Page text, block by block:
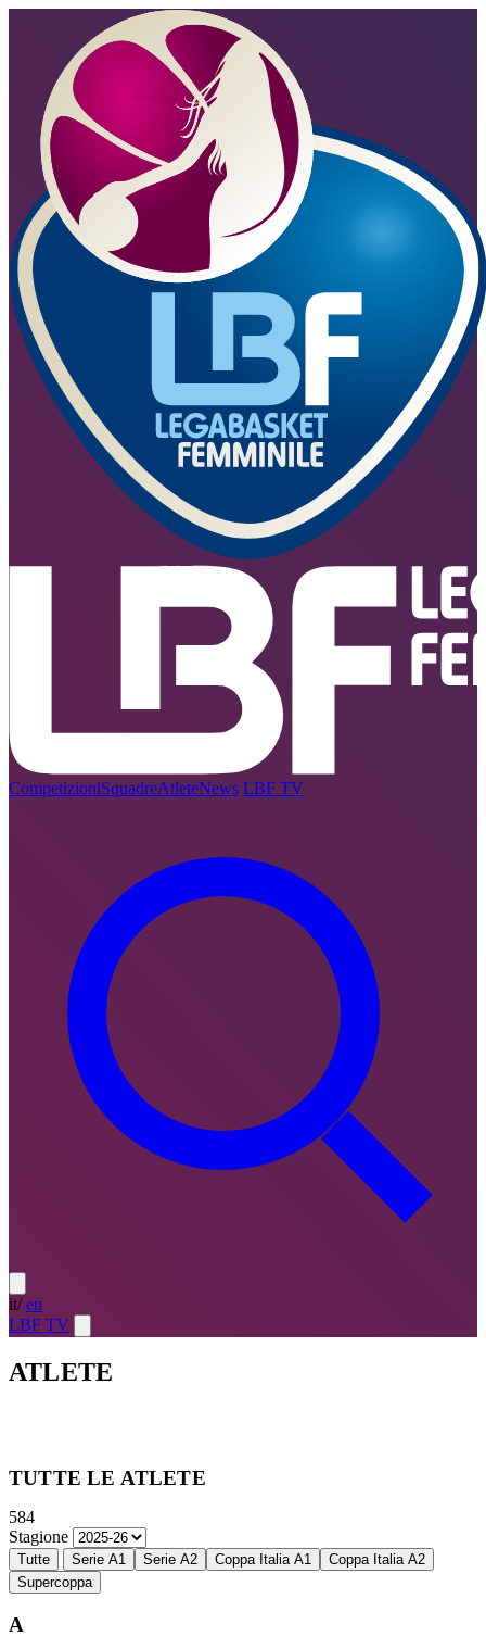
CompetizioniSquadreAtleteNews LBF TV
it/ en
LBF TV
ATLETE
TUTTE LE ATLETE
584
Stagione
Tutte Serie A1 Serie A2 Coppa Italia A1
Coppa Italia A2
Supercoppa
A